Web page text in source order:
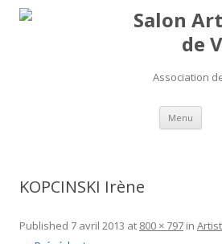
Salon
de
Association
Menu
KOPCINSKI Irène
Published 7 avril 2013 at 800 × 797 in